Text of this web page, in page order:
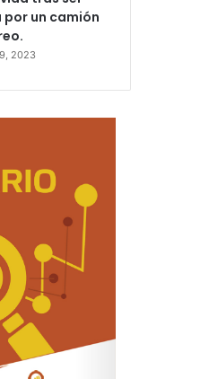
un camión
2023